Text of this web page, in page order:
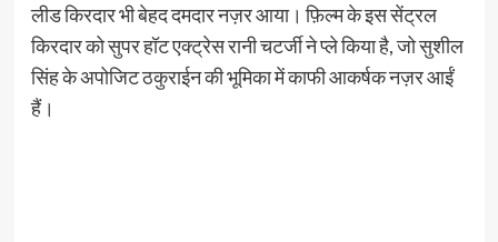
लीड किरदार भी बेहद दमदार नज़र आया। फ़िल्म के इस सेंट्रल
किरदार को सुपर हॉट एक्ट्रेस रानी चटर्जी ने प्ले किया है, जो सुशील
सिंह के अपोजिट ठकुराईन की भूमिका में काफी आकर्षक नज़र आईं
हैं।